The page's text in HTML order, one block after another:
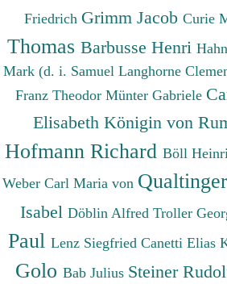
Friedrich Grimm Jacob Curie
Thomas Barbusse Henri
Mark (d. i. Samuel Langhorne
Franz Theodor Münter Gabriele
Elisabeth Königin von
Hofmann Richard Böll
Weber Carl Maria von
Isabel Döblin Alfred Troller
Paul Lenz Siegfried Canetti Elias
Golo Bab Julius Steiner